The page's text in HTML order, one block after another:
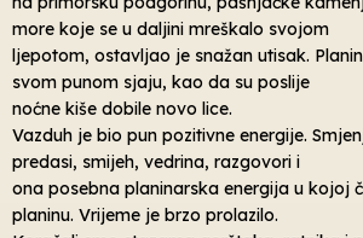
more koje se u daljini mreškalo svojom
ljepotom, ostavljao je snažan utisak.
svom punom sjaju, kao da su poslije
noćne kiše dobile novo lice.
Vazduh je bio pun pozitivne energije.
predasi, smijeh, vedrina, razgovori i
ona posebna planinarska energija u kojoj
planinu. Vrijeme je brzo prolazilo.